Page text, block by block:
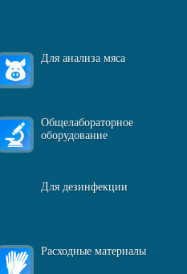
Для анализа мяса
Общелабораторное
оборудование
Для дезинфекции
Расходные материалы